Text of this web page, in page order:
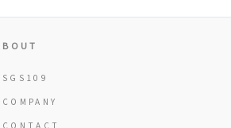
SGS109
COMPANY
CONTACT